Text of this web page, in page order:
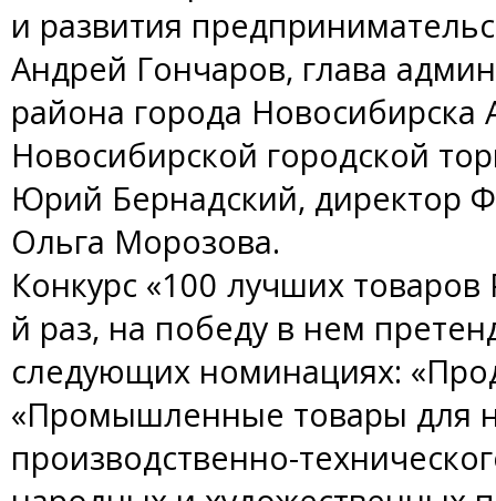
и развития
Андрей Гончаров, глава
района города Новосибирска
Новосибирской городской
Юрий Бернадский, директор
Ольга Морозова.
Конкурс «100 лучших
й раз, на победу в нем
следующих номинациях:
«Промышленные товары для
производственно-